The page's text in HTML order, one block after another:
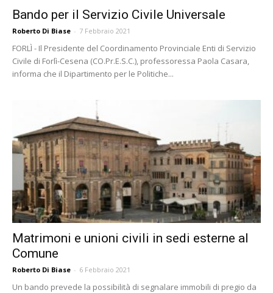
Bando per il Servizio Civile Universale
Roberto Di Biase - 7 Febbraio 2021
FORLÌ - Il Presidente del Coordinamento Provinciale Enti di Servizio
Civile di Forlì-Cesena (CO.Pr.E.S.C.), professoressa Paola Casara,
informa che il Dipartimento per le Politiche...
Matrimoni e unioni civili in sedi esterne al
Comune
Roberto Di Biase - 6 Febbraio 2021
Un bando prevede la possibilità di segnalare immobili di pregio da